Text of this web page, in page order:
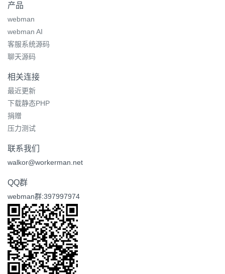
产品
webman
webman AI
客服系统源码
聊天源码
相关连接
最近更新
下载静态PHP
捐赠
压力测试
联系我们
walkor@workerman.net
QQ群
webman群:397997974